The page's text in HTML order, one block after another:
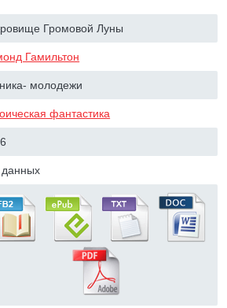
Громовой Луны
Гамильтон
молодежи
фантастика
данных